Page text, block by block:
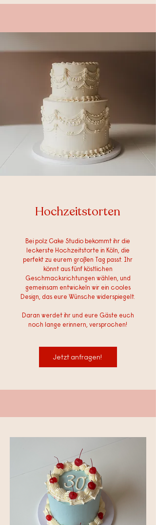
Hochzeitstorten
Bei polz Cake Studio bekommt ihr die
leckerste Hochzeitstorte in Köln, die
perfekt zu eurem großen Tag passt. Ihr
könnt aus fünf köstlichen
Geschmacksrichtungen wählen, und
gemeinsam entwickeln wir ein cooles
Design, das eure Wünsche widerspiegelt.
Daran werdet ihr und eure Gäste euch
noch lange erinnern, versprochen!
Jetzt anfragen!